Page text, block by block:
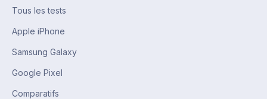
Tous les tests
Apple iPhone
Samsung Galaxy
Google Pixel
Comparatifs